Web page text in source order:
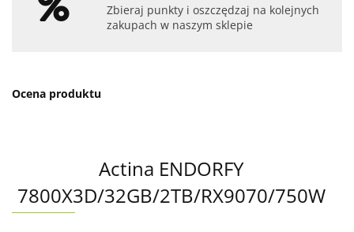
Zbieraj punkty i oszczędzaj na kolejnych
zakupach w naszym sklepie
Ocena produktu
Actina ENDORFY
7800X3D/32GB/2TB/RX9070/750W